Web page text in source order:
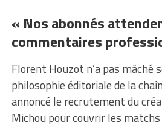
« Nos abonnés
commentaires
Florent Houzot n’a pas mâché
philosophie éditoriale de la
annoncé le recrutement du
Michou pour couvrir les